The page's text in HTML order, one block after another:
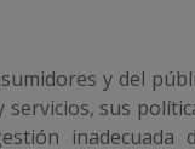
y del
sus
inadecuada